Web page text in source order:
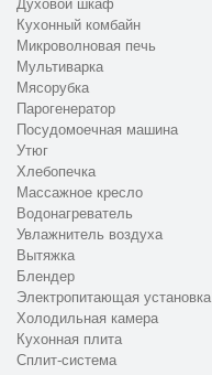
Духовой шкаф
Кухонный комбайн
Микроволновая печь
Мультиварка
Мясорубка
Парогенератор
Посудомоечная машина
Утюг
Хлебопечка
Массажное кресло
Водонагреватель
Увлажнитель воздуха
Вытяжка
Блендер
Электропитающая установка
Холодильная камера
Кухонная плита
Сплит-система